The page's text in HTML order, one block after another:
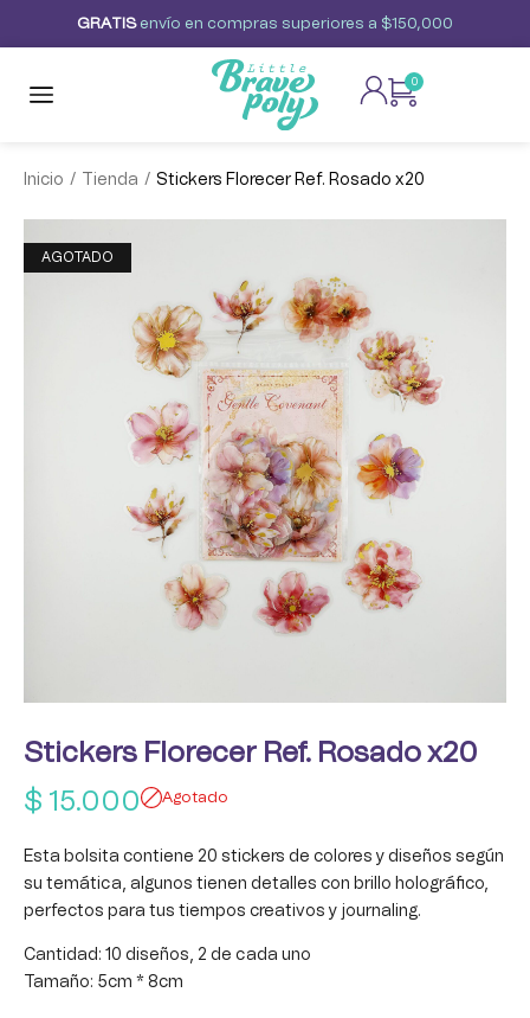
GRAT S envío en compras superiores a $150,000
0
Inicio / Tienda / Stickers Florecer Ref. Rosado x20
AGOTADO
Stickers Florecer Ref. Rosado x20
$ 15.000 Agotado
Esta bolsita contiene 20 stickers de colores y diseños según
su temática, algunos tienen detalles con brillo holográfico,
perfectos para tus tiempos creativos y journaling.
Cantidad: 10 diseños, 2 de cada uno
Tamaño: 5cm * 8cm